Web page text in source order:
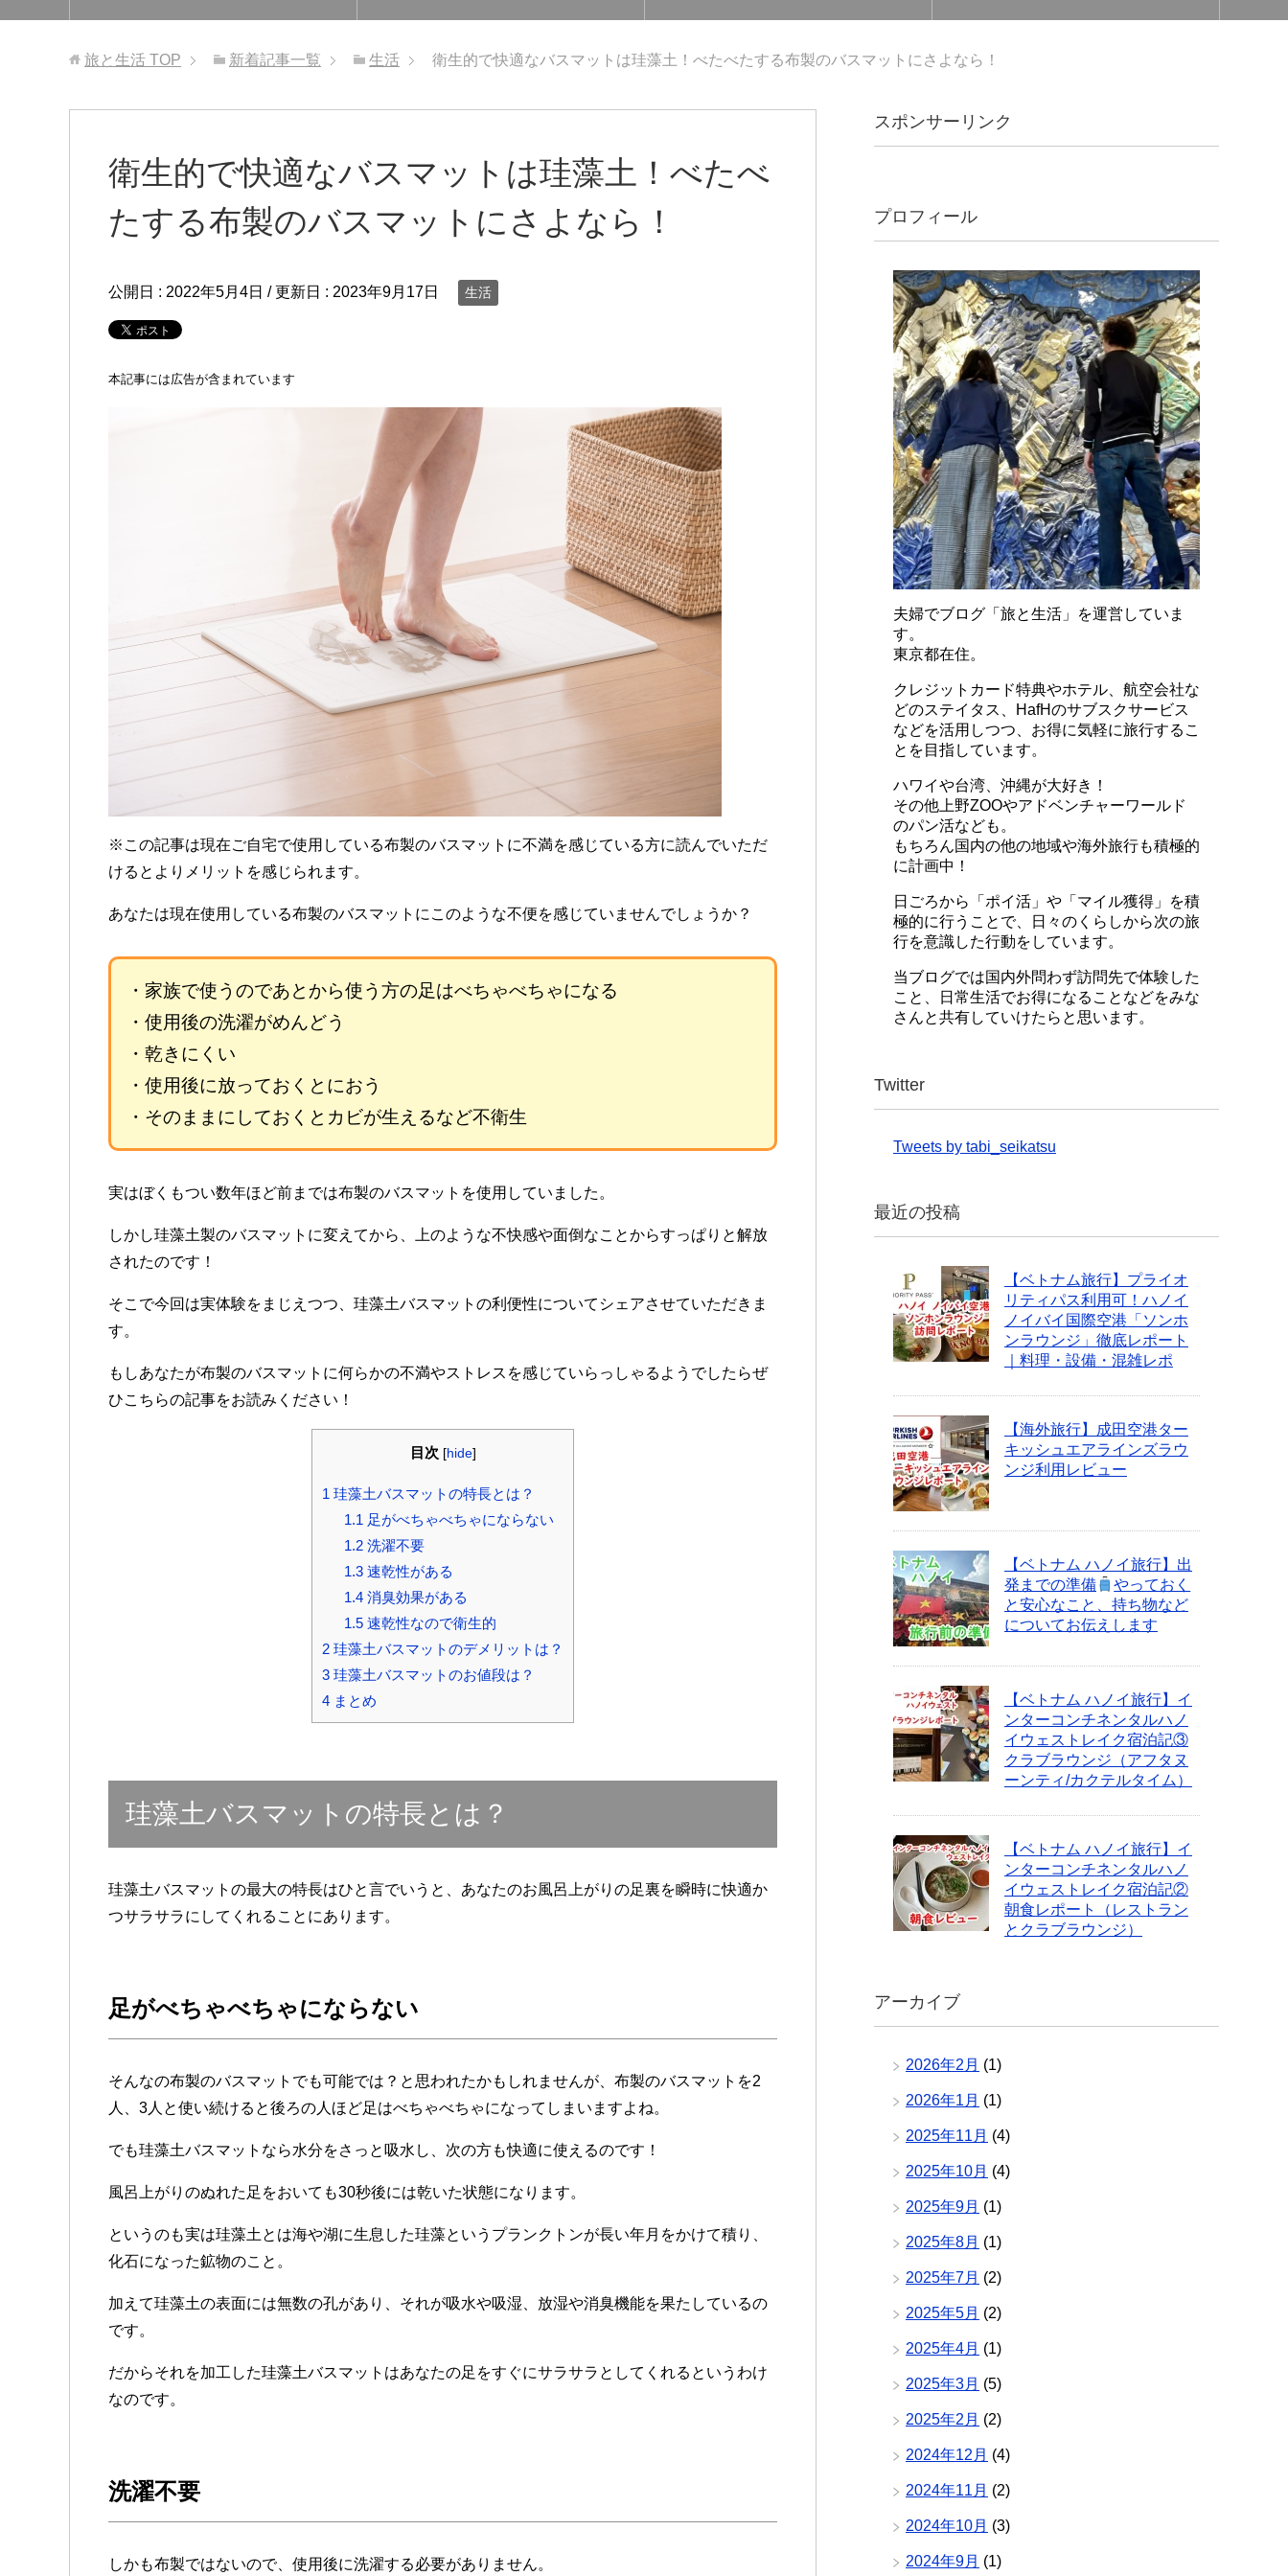
旅と生活 TOP 新着記事一覧 生活 衛生的で快適なバスマットは珪藻土！べたべたする布製のバスマットにさよなら！
衛生的で快適なバスマットは珪藻土！べたべ
たする布製のバスマットにさよなら！
公開日 : 2022年5月4日 / 更新日 : 2023年9月17日 生活
本記事には広告が含まれています
※この記事は現在ご自宅で使用している布製のバスマットに不満を感じている方に読んでいただ
けるとよりメリットを感じられます。
あなたは現在使用している布製のバスマットにこのような不便を感じていませんでしょうか？
・家族で使うのであとから使う方の足はべちゃべちゃになる
・使用後の洗濯がめんどう
・乾きにくい
・使用後に放っておくとにおう
・そのままにしておくとカビが生えるなど不衛生
実はぼくもつい数年ほど前までは布製のバスマットを使用していました。
しかし珪藻土製のバスマットに変えてから、上のような不快感や面倒なことからすっぱりと解放
されたのです！
そこで今回は実体験をまじえつつ、珪藻土バスマットの利便性についてシェアさせていただきま
す。
もしあなたが布製のバスマットに何らかの不満やストレスを感じていらっしゃるようでしたらぜ
ひこちらの記事をお読みください！
目次 [hide]
1 珪藻土バスマットの特長とは？
1.1 足がべちゃべちゃにならない
1.2洗濯不要
1.3速乾性がある
1.4消臭効果がある
1.5速乾性なので衛生的
2 珪藻土バスマットのデメリットは？
3 珪藻土バスマットのお値段は？
4 まとめ
珪藻土バスマットの特長とは？
珪藻土バスマットの最大の特長はひと言でいうと、あなたのお風呂上がりの足裏を瞬時に快適か
つサラサラにしてくれることにあります。
足がべちゃべちゃにならない
そんなの布製のバスマットでも可能では？と思われたかもしれませんが、布製のバスマットを2
人、3人と使い続けると後ろの人ほど足はべちゃべちゃになってしまいますよね。
でも珪藻土バスマットなら水分をさっと吸水し、次の方も快適に使えるのです！
風呂上がりのぬれた足をおいても30秒後には乾いた状態になります。
というのも実は珪藻土とは海や湖に生息した珪藻というプランクトンが長い年月をかけて積り、
化石になった鉱物のこと。
加えて珪藻土の表面には無数の孔があり、それが吸水や吸湿、放湿や消臭機能を果たしているの
です。
だからそれを加工した珪藻土バスマットはあなたの足をすぐにサラサラとしてくれるというわけ
なのです。
洗濯不要
しかも布製ではないので、使用後に洗濯する必要がありません。
スポンサーリンク
プロフィール
夫婦でブログ「旅と生活」を運営していま
す。
東京都在住。
クレジットカード特典やホテル、航空会社な
どのステイタス、HafHのサブスクサービス
などを活用しつつ、お得に気軽に旅行するこ
とを目指しています。
ハワイや台湾、沖縄が大好き！
その他上野ZOOやアドベンチャーワールド
のパン活なども。
もちろん国内の他の地域や海外旅行も積極的
に計画中！
日ごろから「ポイ活」や「マイル獲得」を積
極的に行うことで、日々のくらしから次の旅
行を意識した行動をしています。
当ブログでは国内外問わず訪問先で体験した
こと、日常生活でお得になることなどをみな
さんと共有していけたらと思います。
Twitter
Tweets by tabi_seikatsu
最近の投稿
【ベトナム旅行】プライオ
リティパス利用可！ハノイ
ノイバイ国際空港「ソンホ
ンラウンジ」徹底レポート
｜料理・設備・混雑レポ
【海外旅行】成田空港ター
キッシュエアラインズラウ
ンジ利用レビュー
【ベトナム ハノイ旅行】出
発までの準備
やっておく
と安心なこと、持ち物など
についてお伝えします
【ベトナム ハノイ旅行】イ
ンターコンチネンタルハノ
イウェストレイク宿泊記③
クラブラウンジ（アフタヌ
ーンティ/カクテルタイム）
【ベトナム ハノイ旅行】イ
ンターコンチネンタルハノ
イウェストレイク宿泊記②
朝食レポート（レストラン
とクラブラウンジ）
アーカイブ
2026年2月 (1)
2026年1月 (1)
2025年11月 (4)
2025年10月 (4)
2025年9月 (1)
2025年8月 (1)
2025年7月 (2)
2025年5月 (2)
2025年4月 (1)
2025年3月 (5)
2025年2月 (2)
2024年12月 (4)
2024年11月 (2)
2024年10月 (3)
2024年9月 (1)